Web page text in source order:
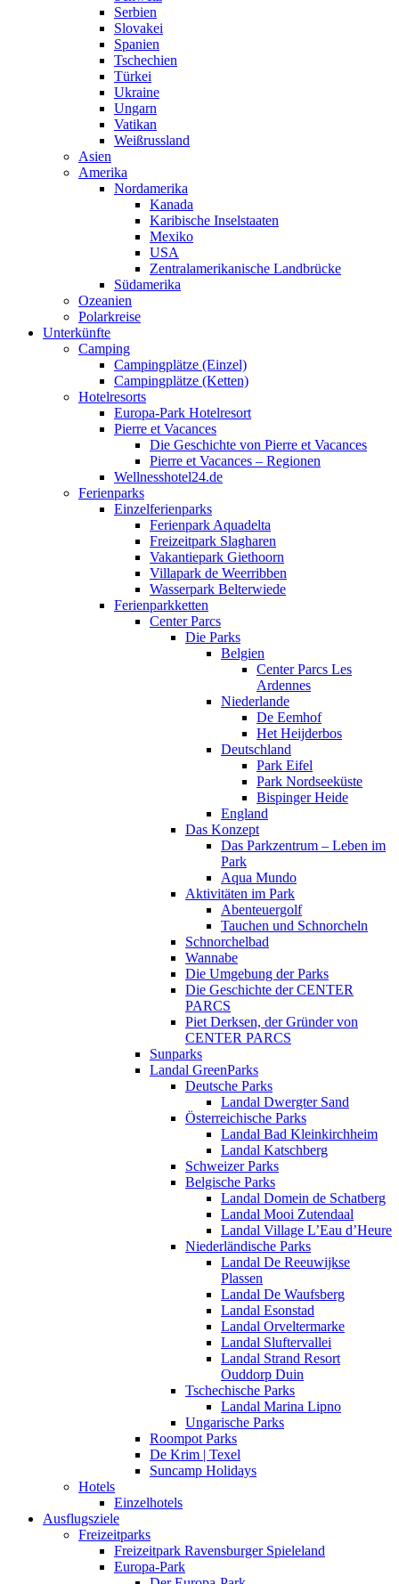
Serbien
Slovakei
Spanien
Tschechien
Türkei
Ukraine
Ungarn
Vatikan
Weißrussland
Asien
Amerika
Nordamerika
Kanada
Karibische Inselstaaten
Mexiko
USA
Zentralamerikanische Landbrücke
Südamerika
Ozeanien
Polarkreise
Unterkünfte
Camping
Campingplätze (Einzel)
Campingplätze (Ketten)
Hotelresorts
Europa-Park Hotelresort
Pierre et Vacances
Die Geschichte von Pierre et Vacances
Pierre et Vacances – Regionen
Wellnesshotel24.de
Ferienparks
Einzelferienparks
Ferienpark Aquadelta
Freizeitpark Slagharen
Vakantiepark Giethoorn
Villapark de Weerribben
Wasserpark Belterwiede
Ferienparkketten
Center Parcs
Die Parks
Belgien
Center Parcs Les
Ardennes
Niederlande
De Eemhof
Het Heijderbos
Deutschland
Park Eifel
Park Nordseeküste
Bispinger Heide
England
Das Konzept
Das Parkzentrum – Leben im
Park
Aqua Mundo
Aktivitäten im Park
Abenteuergolf
Tauchen und Schnorcheln
Schnorchelbad
Wannabe
Die Umgebung der Parks
Die Geschichte der CENTER
PARCS
Piet Derksen, der Gründer von
CENTER PARCS
Sunparks
Landal GreenParks
Deutsche Parks
Landal Dwergter Sand
Österreichische Parks
Landal Bad Kleinkirchheim
Landal Katschberg
Schweizer Parks
Belgische Parks
Landal Domein de Schatberg
Landal Mooi Zutendaal
Landal Village L’Eau d’Heure
Niederländische Parks
Landal De Reeuwijkse
Plassen
Landal De Waufsberg
Landal Esonstad
Landal Orveltermarke
Landal Sluftervallei
Landal Strand Resort
Ouddorp Duin
Tschechische Parks
Landal Marina Lipno
Ungarische Parks
Roompot Parks
De Krim | Texel
Suncamp Holidays
Hotels
Einzelhotels
Ausflugsziele
Freizeitparks
Freizeitpark Ravensburger Spieleland
Europa-Park